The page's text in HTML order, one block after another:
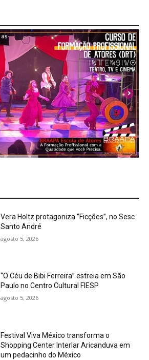
Vera Holtz protagoniza “Ficções”, no Sesc
Santo André
agosto 5, 2026
“O Céu de Bibi Ferreira” estreia em São
Paulo no Centro Cultural FIESP
agosto 5, 2026
Festival Viva México transforma o
Shopping Center Interlar Aricanduva em
um pedacinho do México